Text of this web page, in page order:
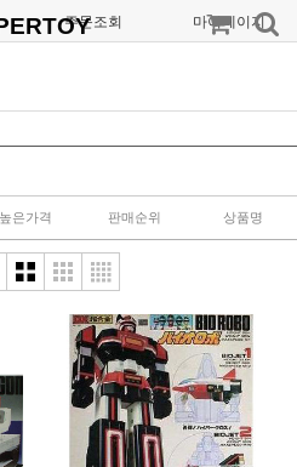
주문조회 마이페이지
높은가격 판매순위 상품명